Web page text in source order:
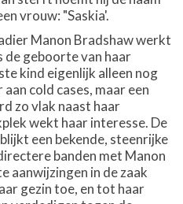
vrouw: "Saskia'.
Manon Bradshaw werkt
de geboorte van haar
kind eigenlijk alleen nog
aan cold cases, maar een
zo vlak naast haar
wekt haar interesse. De
een bekende, steenrijke
banden met Manon
aanwijzingen in de zaak
gezin toe, en tot haar